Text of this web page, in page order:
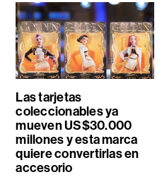
Las tarjetas
coleccionables ya
mueven US$30.000
millones y esta marca
quiere convertirlas en
accesorio